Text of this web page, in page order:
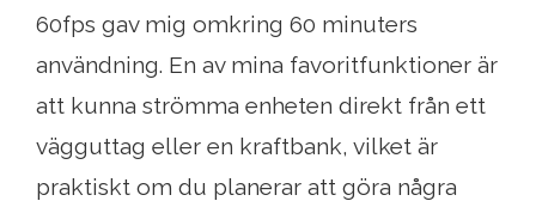
60fps gav mig omkring 60 minuters
användning. En av mina favoritfunktioner är
att kunna strömma enheten direkt från ett
vägguttag eller en kraftbank, vilket är
praktiskt om du planerar att göra några